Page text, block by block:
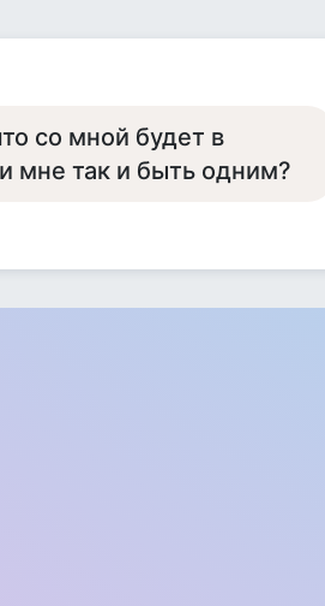
со мной будет в
мне так и быть одним?